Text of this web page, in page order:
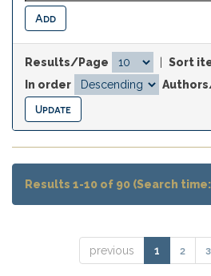
Results/Page
Sort
In order
Results 1-10 of 90 (Search
previous 1 2 3